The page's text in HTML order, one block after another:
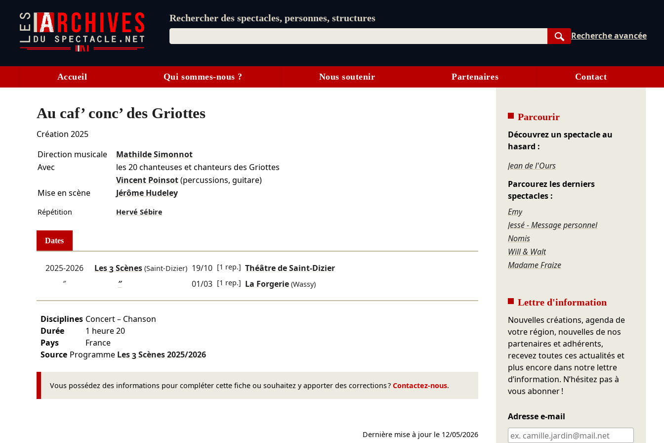
Rechercher des spectacles, personnes, structures
Rechercher
Recherche avancée
Accueil Qui sommes-nous ? Nous soutenir Partenaires Contact
Au caf’ conc’ des Griottes
Création 2025
Direction musicale
Mathilde Simonnot
Avec
les 20 chanteuses et chanteurs des Griottes
Vincent Poinsot (percussions, guitare)
Mise en scène
Jérôme Hudeley
Répétition Hervé Sébire
Dates
2025-2026 Les 3 Scènes(Saint-Dizier) 19/10 [1 rep.] Théâtre de Saint-Dizier
″
″ 01/03 [1 rep.] La Forgerie (Wassy)
Disciplines Concert – Chanson
Durée
1 heure 20
Pays
France
Source Programme Les 3 Scènes2025/2026
Vous possédez des informations pour compléter cette fiche ou souhaitez y apporter des corrections ? Contactez-nous.
Dernière mise à jour le 12/05/2026
Parcourir
Découvrez un spectacle au
hasard :
Jean de l'Ours
Parcourez les derniers
spectacles :
Emy
Jessé - Message personnel
Nomis
Will & Walt
Madame Fraize
Lettre d'information
Nouvelles créations, agenda de
votre région, nouvelles de nos
partenaires et adhérents,
recevez toutes ces actualités et
plus encore dans notre lettre
d’information. N’hésitez pas à
vous abonner !
Adresse e-mail